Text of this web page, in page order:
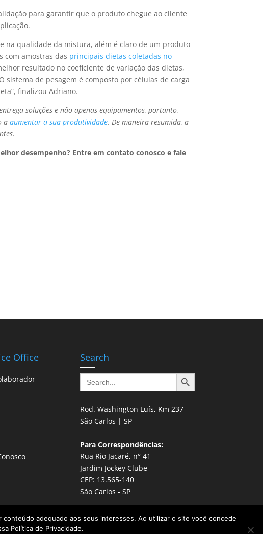
para garantir que o produto chegue ao cliente
na qualidade da mistura, além é claro de um produto
com amostras das principais dietas coletadas no
resultado no coeficiente de variação das dietas,
de pesagem é composto por células de carga
finalizou Adriano.
soluções e não apenas equipamentos, portanto,
aaumentar a sua produtividade. De maneira resumida, a
desempenho? Entre em contato conosco e fale
Office Search
Search
for:
Search Button
Rod. Washington Luís, Km 237
São Carlos | SP
Para Correspondências:
Rua Rio Jacaré, n° 41
Jardim Jockey Clube
CEP: 13.565-140
São Carlos - SP
adequado aos seus interesses. Ao utilizar o site você concede
Política de Privacidade.